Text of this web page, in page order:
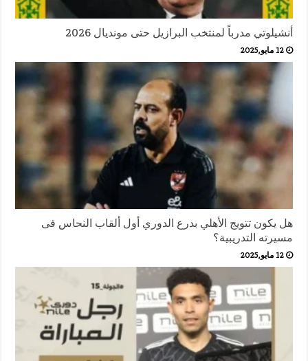
أنشيلوتي مدرباً لمنتخب البرازيل حتى مونديال 2026
12 مايو,2025
هل يكون تتويج الأهلي بدرع الدوري أول ألقاب النحاس فى
مسيرته التدريبية؟
12 مايو,2025